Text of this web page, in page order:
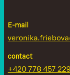
E-mail
contact
+420 778 457 229